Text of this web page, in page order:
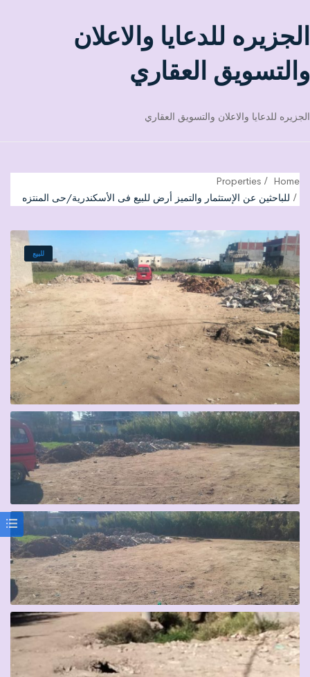
الجزيره للدعايا والاعلان
والتسويق العقاري
الجزيره للدعايا والاعلان والتسويق العقاري
Home
Properties
للباحثين عن الإستثمار والتميز أرض للبيع فى الأسكندرية/حى المنتزه
للبيع